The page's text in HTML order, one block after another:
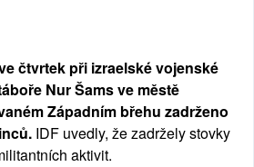
čtvrtek při izraelské vojenské
Nur Šams ve městě
Západním břehu zadrženo
IDF uvedly, že zadržely stovky
aktivit.